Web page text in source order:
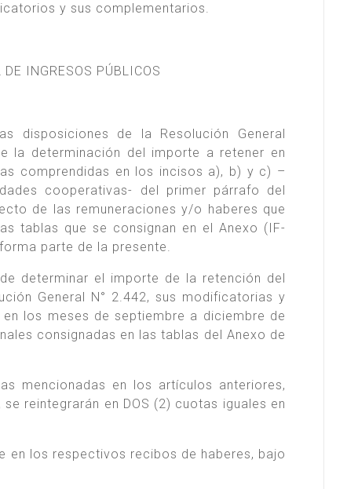
y sus complementarios.
INGRESOS PÚBLICOS
disposiciones de la Resolución General
la determinación del importe a retener en
comprendidas en los incisos a), b) y c) –
cooperativas- del primer párrafo del
de las remuneraciones y/o haberes que
tablas que se consignan en el Anexo (IF-
parte de la presente.
determinar el importe de la retención del
General N° 2.442, sus modificatorias y
los meses de septiembre a diciembre de
consignadas en las tablas del Anexo de
mencionadas en los artículos anteriores,
reintegrarán en DOS (2) cuotas iguales en
en los respectivos recibos de haberes, bajo